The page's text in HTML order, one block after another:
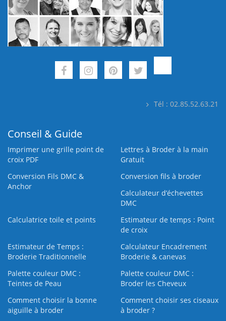
Tél : 02.85.52.63.21
Conseil & Guide
Imprimer une grille point de
croix PDF
Lettres à Broder à la main
Gratuit
Conversion Fils DMC &
Anchor
Conversion fils à broder
Calculateur d’échevettes
DMC
Calculatrice toile et points
Estimateur de temps : Point
de croix
Estimateur de Temps :
Broderie Traditionnelle
Calculateur Encadrement
Broderie & canevas
Palette couleur DMC :
Teintes de Peau
Palette couleur DMC :
Broder les Cheveux
Comment choisir la bonne
aiguille à broder
Comment choisir ses ciseaux
à broder ?